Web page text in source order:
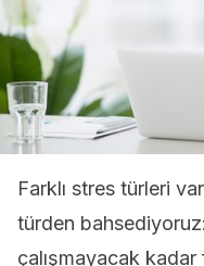
Farklı stres türleri
türden
çalışmayacak kadar